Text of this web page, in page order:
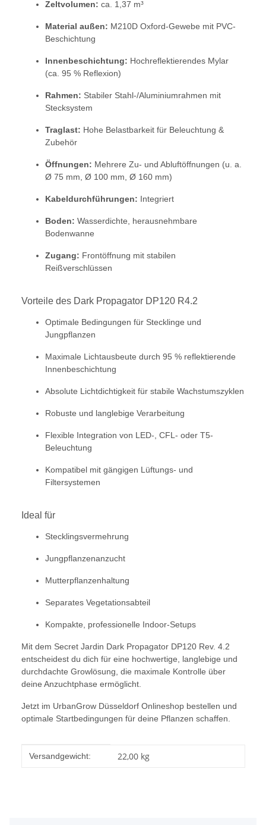
Zeltvolumen: ca. 1,37 m³
Material außen: M210D Oxford-Gewebe mit PVC-
Beschichtung
Innenbeschichtung: Hochreflektierendes Mylar
(ca. 95 % Reflexion)
Rahmen: Stabiler Stahl-/Aluminiumrahmen mit
Stecksystem
Traglast: Hohe Belastbarkeit für Beleuchtung &
Zubehör
Öffnungen: Mehrere Zu- und Abluftöffnungen (u. a.
Ø 75 mm, Ø 100 mm, Ø 160 mm)
Kabeldurchführungen: Integriert
Boden: Wasserdichte, herausnehmbare
Bodenwanne
Zugang: Frontöffnung mit stabilen
Reißverschlüssen
Vorteile des Dark Propagator DP120 R4.2
Optimale Bedingungen für Stecklinge und
Jungpflanzen
Maximale Lichtausbeute durch 95 % reflektierende
Innenbeschichtung
Absolute Lichtdichtigkeit für stabile Wachstumszyklen
Robuste und langlebige Verarbeitung
Flexible Integration von LED-, CFL- oder T5-
Beleuchtung
Kompatibel mit gängigen Lüftungs- und
Filtersystemen
Ideal für
Stecklingsvermehrung
Jungpflanzenanzucht
Mutterpflanzenhaltung
Separates Vegetationsabteil
Kompakte, professionelle Indoor-Setups
Mit dem Secret Jardin Dark Propagator DP120 Rev. 4.2
entscheidest du dich für eine hochwertige, langlebige und
durchdachte Growlösung, die maximale Kontrolle über
deine Anzuchtphase ermöglicht.
Jetzt im UrbanGrow Düsseldorf Onlineshop bestellen und
optimale Startbedingungen für deine Pflanzen schaffen.
Produkteigenschaft
Wert
Versandgewicht: 22,00 kg